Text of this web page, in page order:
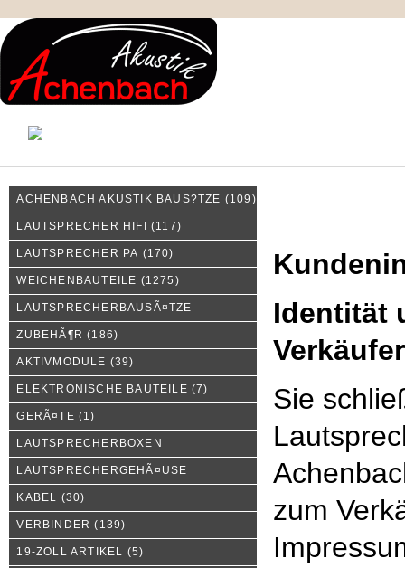
ACHENBACH AKUSTIK BAUS?TZE (109)
LAUTSPRECHER HIFI (117)
LAUTSPRECHER PA (170)
WEICHENBAUTEILE (1275)
LAUTSPRECHERBAUSÃ¤TZE
ZUBEHÃ¶R (186)
AKTIVMODULE (39)
ELEKTRONISCHE BAUTEILE (7)
GERÃ¤TE (1)
LAUTSPRECHERBOXEN
LAUTSPRECHERGEHÃ¤USE
KABEL (30)
VERBINDER (139)
19-ZOLL ARTIKEL (5)
Identität
Sie
zum